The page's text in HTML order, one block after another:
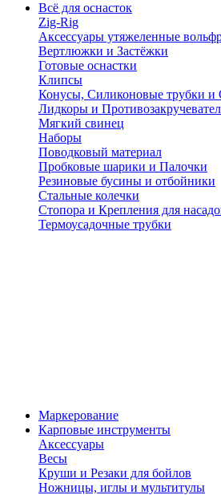
Всё для оснасток
Zig-Rig
Аксессуары утяжеленные
Вертлюжки и Застёжки
Готовые оснастки
Клипсы
Конусы, Силиконовые трубки и
Лидкоры и
Мягкий свинец
Наборы
Поводковый материал
Пробковые шарики и Палочки
Резиновые бусины и отбойники
Стальные колечки
Стопора и Крепления для
Термоусадочные трубки
Маркерование
Карповые инструменты
Аксессуары
Весы
Круши и Резаки для бойлов
Ножницы, иглы и мультитулы